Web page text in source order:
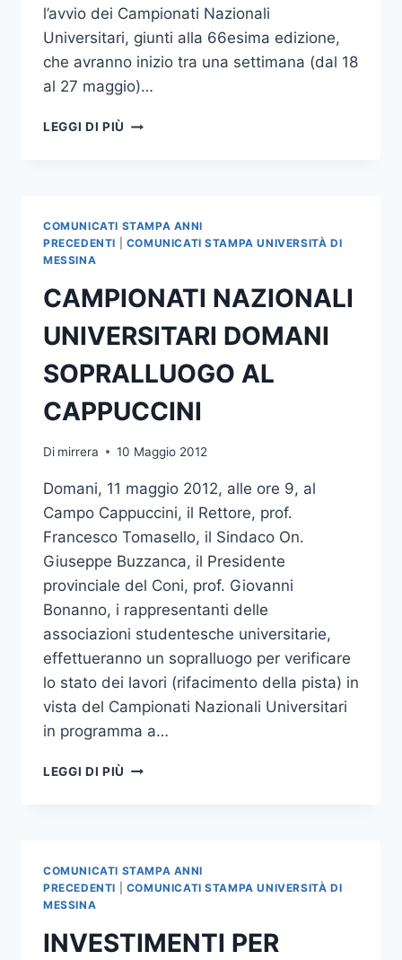
l’avvio dei Campionati Nazionali
Universitari, giunti alla 66esima edizione,
che avranno inizio tra una settimana (dal 18
al 27 maggio)…
LEGGI DI PIÙ DOPO
IL
ROVESCIA
DEI
CAMPIONATI
NAZIONALI
UNIVERSITARI
COMUNICATI STAMPA ANNI
PRECEDENTI
COMUNICATI STAMPA UNIVERSITÀ DI
MESSINA
CAMPIONATI NAZIONALI
UNIVERSITARI DOMANI
SOPRALLUOGO AL
CAPPUCCINI
Di mirrera 10 Maggio 2012
Domani, 11 maggio 2012, alle ore 9, al
Campo Cappuccini, il Rettore, prof.
Francesco Tomasello, il Sindaco On.
Giuseppe Buzzanca, il Presidente
provinciale del Coni, prof. Giovanni
Bonanno, i rappresentanti delle
associazioni studentesche universitarie,
effettueranno un sopralluogo per verificare
lo stato dei lavori (rifacimento della pista) in
vista del Campionati Nazionali Universitari
in programma a…
LEGGI DI PIÙ CAMPIONATI
COMUNICATI STAMPA ANNI
PRECEDENTI
COMUNICATI STAMPA UNIVERSITÀ DI
MESSINA
INVESTIMENTI PER